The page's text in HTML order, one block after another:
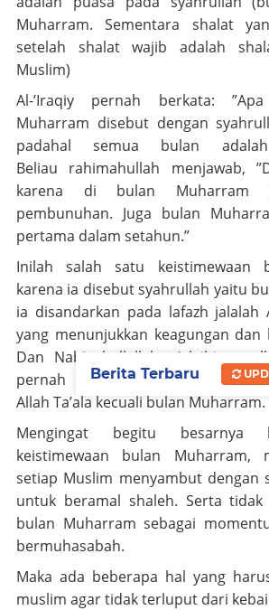
Muharram. Sementara shalat
setelah shalat wajib adalah
Muslim)
Al-’Iraqiy pernah berkata:
Muharram disebut dengan
padahal semua bulan
Beliau rahimahullah menjawab,
karena di bulan Muharram
pembunuhan. Juga bulan
pertama dalam setahun.”
Inilah salah satu keistimewaan
karena ia disebutsyahrullah yaitu
ia disandarkan pada lafazh jalalah
yang menunjukkan keagungan dan
Dan Nabi
shallallahu ’alaihi
pernah menyandarkan
Allah Ta’ala kecuali bulan Muharram.
Mengingat begitu besarnya
keistimewaan bulan Muharram,
setiap Muslim menyambut dengan
untuk beramal shaleh. Serta tidak
bulan Muharram sebagai
bermuhasabah.
Maka ada beberapa hal yang
muslim agar tidak terluput dari
Berita Terbaru